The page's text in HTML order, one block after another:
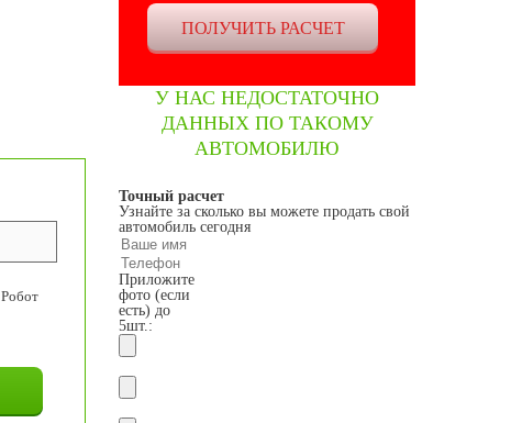
У НАС НЕДОСТАТОЧНО
ДАННЫХ ПО ТАКОМУ
АВТОМОБИЛЮ
Точный расчет
Узнайте за сколько вы можете продать свой
автомобиль сегодня
Приложите
фото (если
есть) до
5шт.:
Робот